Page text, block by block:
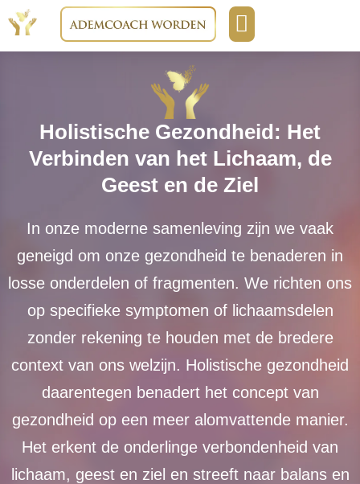
Holistische Gezondheid: Het
Verbinden van het Lichaam, de
Geest en de Ziel
In onze moderne samenleving zijn we vaak
geneigd om onze gezondheid te benaderen in
losse onderdelen of fragmenten. We richten ons
op specifieke symptomen of lichaamsdelen
zonder rekening te houden met de bredere
context van ons welzijn. Holistische gezondheid
daarentegen benadert het concept van
gezondheid op een meer alomvattende manier.
Het erkent de onderlinge verbondenheid van
lichaam, geest en ziel en streeft naar balans en